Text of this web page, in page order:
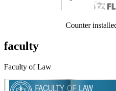
Counter
faculty
Faculty of Law